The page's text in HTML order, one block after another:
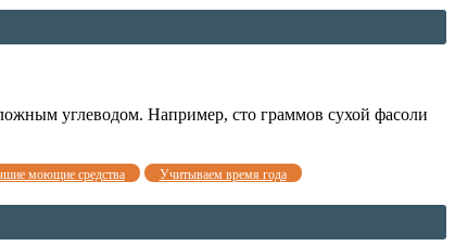
углеводом. Например, сто граммов сухой фасоли
моющие средства Учитываем время года